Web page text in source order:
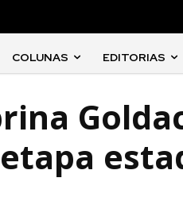
COLUNAS EDITORIAS